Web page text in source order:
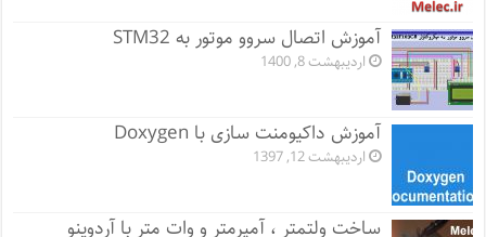
آموزش اتصال سروو موتور به STM32
اردیبهشت 8, 1400
آموزش داکیومنت سازی با Doxygen
اردیبهشت 12, 1397
ساخت ولتمتر ، آمپرمتر و وات متر با آردوینو